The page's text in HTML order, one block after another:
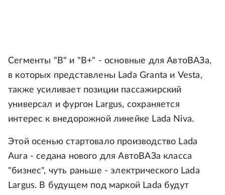
Сегменты "B" и "B+" - основные для АвтоВАЗа,
в которых представлены Lada Granta и Vesta,
также усиливает позиции пассажирский
универсал и фургон Largus, сохраняется
интерес к внедорожной линейке Lada Niva.
Этой осенью стартовало производство Lada
Aura - седана нового для АвтоВАЗа класса
"бизнес", чуть раньше - электрического Lada
Largus. В будущем под маркой Lada будут